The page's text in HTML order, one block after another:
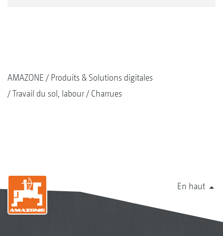
AMAZONE
Produits & Solutions digitales
Travail du sol, labour
Charrues
En haut